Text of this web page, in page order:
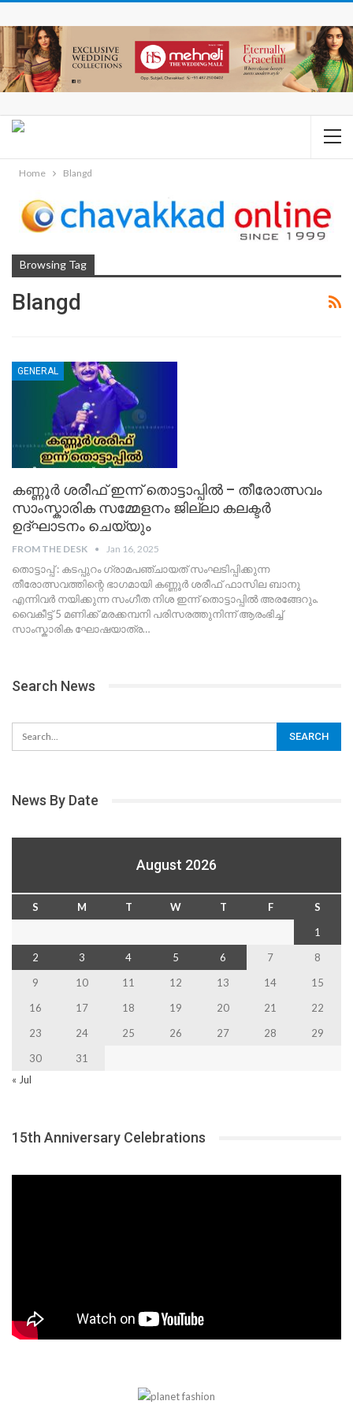
Home Blangd
Browsing Tag
Blangd
GENERAL
കണ്ണൂർ ശരീഫ് ഇന്ന് തൊട്ടാപ്പിൽ – തീരോത്സവം
സാംസ്കാരിക സമ്മേളനം ജില്ലാ കലക്ടർ
ഉദ്ഘാടനം ചെയ്യും
FROM THE DESK Jan 16, 2025
തൊട്ടാപ്പ് : കടപ്പുറം ഗ്രാമപഞ്ചായത് സംഘടിപ്പിക്കുന്ന
തീരോത്സവത്തിന്റെ ഭാഗമായി കണ്ണൂർ ശരീഫ് ഫാസില ബാനു
എന്നിവർ നയിക്കുന്ന സംഗീത നിശ ഇന്ന് തൊട്ടാപ്പിൽ അരങ്ങേറും.
വൈകീട്ട് 5 മണിക്ക് മരക്കമ്പനി പരിസരത്തുനിന്ന് ആരംഭിച്ച്
സാംസ്കാരിക ഘോഷയാത്ര…
Search News
News By Date
August 2026
S M T W T F
S
1
2
3 4 5 6 7
8
9
10 11 12 13 14
15
16
17 18 19 20 21
22
23
24 25 26 27 28
29
30
31
« Jul
15th Anniversary Celebrations